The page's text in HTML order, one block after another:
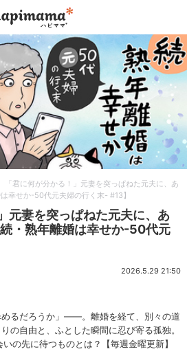
「君に何が分かる！」元妻を突っぱねた元夫に、あ
幸せか-50代元夫婦の行く末- #13】
元妻を突っぱねた元夫に、あ
・熟年離婚は幸せか-50代元
2026.5.29 21:50
めるだろうか」――。離婚を経て、別々の道
の自由と、ふとした瞬間に忍び寄る孤独。
の先に待つものとは？【毎週金曜更新】